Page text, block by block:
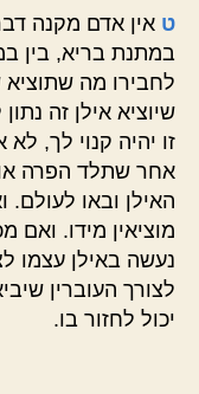
ט אין אדם מקנה
במתנת בריא, בין
לחבירו מה שתוציא
שיוציא אילן זה
זו יהיה קנוי לך, לא
אחר שתלד הפרה
האילן ובאו
מוציאין מידו. ואם
נעשה באילן עצמו
לצורך העוברין
יכול לחזור בו.